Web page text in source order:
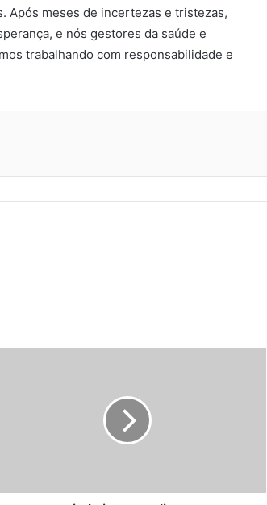
Após meses de incertezas e tristezas,
e nós gestores da saúde e
trabalhando com responsabilidade e